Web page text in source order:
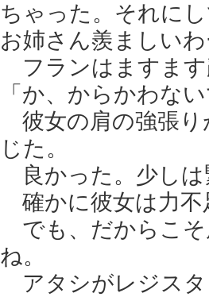
ちゃった。それ
お姉さん羨ましい
フランはますます
「か、からかわな
彼女の肩の強張り
じた。
良かった。少しは
確かに彼女は力不
でも、だからこそ
ね。
アタシがレジスタ